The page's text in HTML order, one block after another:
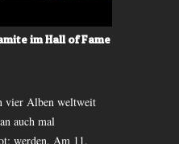
im Hall of Fame
vier Alben weltweit
auch mal
werden. Am 11.